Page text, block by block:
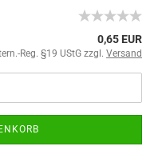
0,65 EUR
Reg. §19 UStG zzgl. Versand